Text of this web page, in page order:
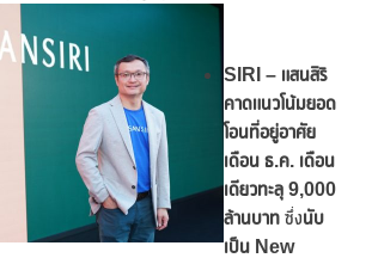
SIRI – แสนสิริ
คาดแนวโน้มยอด
โอนที่อยู่อาศัย
เดือน ธ.ค. เดือน
เดียวทะลุ 9,000
ล้านบาท ซึ่งนับ
เป็น New